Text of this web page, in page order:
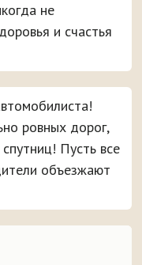
не
и счастья
ровных дорог,
Пусть все
объезжают